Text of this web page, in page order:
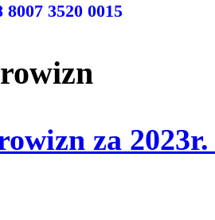
8007 3520 0015
za